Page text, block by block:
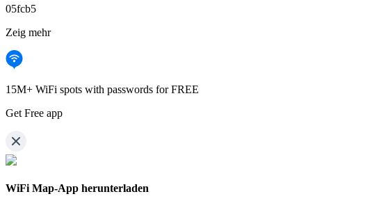
05fcb5
Zeig mehr
15M+ WiFi spots with passwords for FREE
Get Free app
WiFi Map-App herunterladen